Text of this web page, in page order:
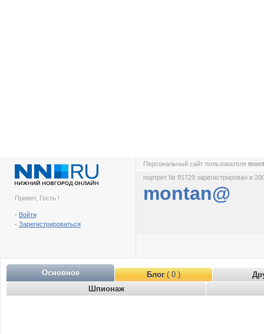
Привет, Гость !
- Войти
- Зарегистрироваться
Персональный сайт пользователя
портрет № 91729 зарегистрирован в
montan@
Основное Блог( 0 )
Шпионаж